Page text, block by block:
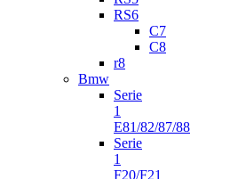
RS6
C7
C8
r8
Bmw
Serie
1
E81/82/87/88
Serie
1
F20/F21